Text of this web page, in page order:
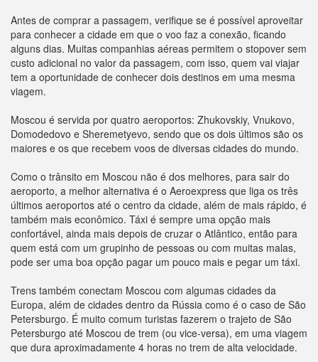
Antes de comprar a passagem, verifique se é possível aproveitar
para conhecer a cidade em que o voo faz a conexão, ficando
alguns dias. Muitas companhias aéreas permitem o stopover sem
custo adicional no valor da passagem, com isso, quem vai viajar
tem a oportunidade de conhecer dois destinos em uma mesma
viagem.
Moscou é servida por quatro aeroportos: Zhukovskiy, Vnukovo,
Domodedovo e Sheremetyevo, sendo que os dois últimos são os
maiores e os que recebem voos de diversas cidades do mundo.
Como o trânsito em Moscou não é dos melhores, para sair do
aeroporto, a melhor alternativa é o Aeroexpress que liga os três
últimos aeroportos até o centro da cidade, além de mais rápido, é
também mais econômico. Táxi é sempre uma opção mais
confortável, ainda mais depois de cruzar o Atlântico, então para
quem está com um grupinho de pessoas ou com muitas malas,
pode ser uma boa opção pagar um pouco mais e pegar um táxi.
Trens também conectam Moscou com algumas cidades da
Europa, além de cidades dentro da Rússia como é o caso de São
Petersburgo. É muito comum turistas fazerem o trajeto de São
Petersburgo até Moscou de trem (ou vice-versa), em uma viagem
que dura aproximadamente 4 horas no trem de alta velocidade.